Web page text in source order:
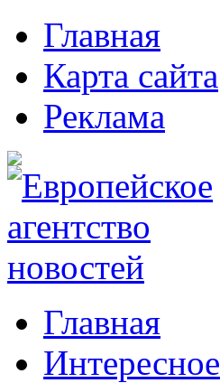
Главная
Карта сайта
Реклама
Главная
Интересное